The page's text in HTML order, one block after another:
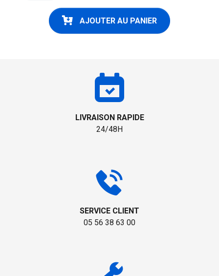
AJOUTER AU PANIER
LIVRAISON RAPIDE
24/48H
SERVICE CLIENT
05 56 38 63 00